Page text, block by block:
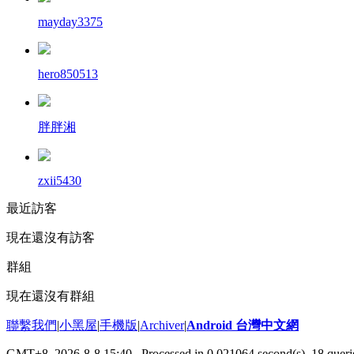
mayday3375
hero850513
胖胖湘
zxii5430
最近訪客
現在還沒有訪客
群組
現在還沒有群組
聯繫我們|小黑屋|手機版|Archiver|Android 台灣中文網